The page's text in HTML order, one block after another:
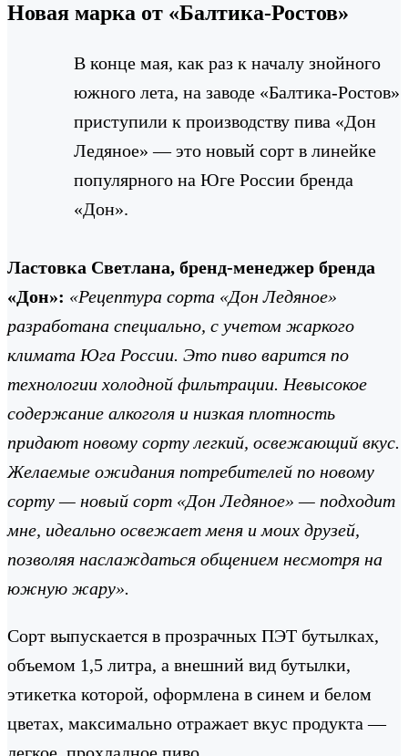
Новая марка от «Балтика-Ростов»
В конце мая, как раз к началу знойного
южного лета, на заводе «Балтика-Ростов»
приступили к производству пива «Дон
Ледяное» — это новый сорт в линейке
популярного на Юге России бренда
«Дон».
Ластовка Светлана, бренд-менеджер бренда
«Дон»: «Рецептура сорта «Дон Ледяное»
разработана специально, с учетом жаркого
климата Юга России. Это пиво варится по
технологии холодной фильтрации. Невысокое
содержание алкоголя и низкая плотность
придают новому сорту легкий, освежающий вкус.
Желаемые ожидания потребителей по новому
сорту — новый сорт «Дон Ледяное» — подходит
мне, идеально освежает меня и моих друзей,
позволяя наслаждаться общением несмотря на
южную жару».
Сорт выпускается в прозрачных ПЭТ бутылках,
объемом 1,5 литра, а внешний вид бутылки,
этикетка которой, оформлена в синем и белом
цветах, максимально отражает вкус продукта —